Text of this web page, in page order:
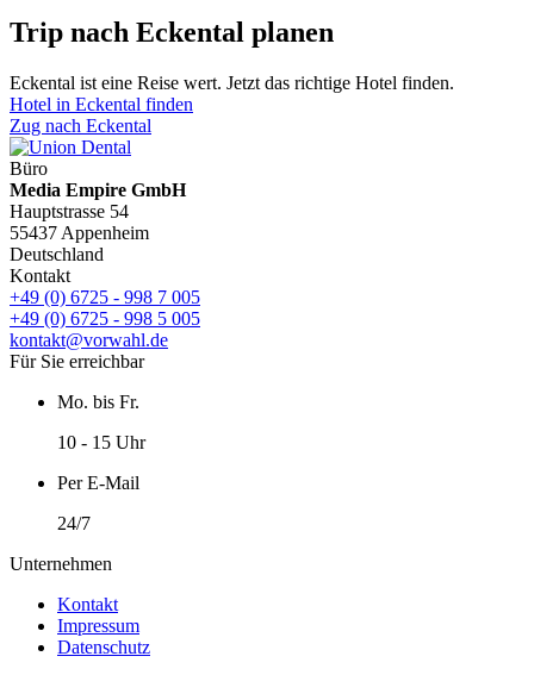
Trip nach Eckental planen
Eckental ist eine Reise wert. Jetzt das richtige Hotel finden.
Hotel in Eckental finden
Zug nach Eckental
Büro
Media Empire GmbH
Hauptstrasse 54
55437 Appenheim
Deutschland
Kontakt
+49 (0) 6725 - 998 7 005
+49 (0) 6725 - 998 5 005
kontakt@vorwahl.de
Für Sie erreichbar
Mo. bis Fr.
10 - 15 Uhr
Per E-Mail
24/7
Unternehmen
Kontakt
Impressum
Datenschutz